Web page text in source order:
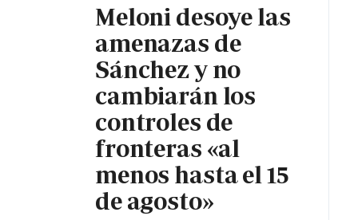
Meloni desoye las
amenazas de
Sánchez y no
cambiarán los
controles de
fronteras «al
menos hasta el 15
de agosto»